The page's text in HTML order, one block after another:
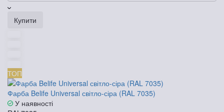
Купити
ТОП
Фарба Belife Universal світло-сіра (RAL 7035)
У наявності